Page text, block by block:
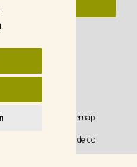
Sitemap
© 2026 Weidelco